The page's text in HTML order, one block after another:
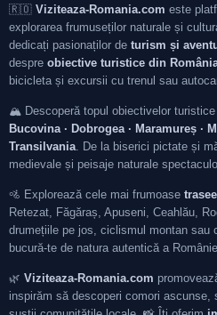
🇷🇴 Viziteaza-Romania.com este
explorarea frumuseților naturale și
dedicați pasionaților de turism și
despre obiective turistice din
bicicleta și excursii cu trenul sau
🏔️ Descoperă topul obiectivelor
Bucovina · Dobrogea · Maramureș ·
Transilvania. De la biserici pictate și
medievale și peisaje naturale
🚵 Explorează cele mai frumoase
Retezat, Făgăraș, Apuseni, Ceahlău,
drumețiile pe jos, ciclismul montan sau
bucură-te de natura autentică a
🌿 Viziteaza-Romania.com
inspirăm să descoperi comori